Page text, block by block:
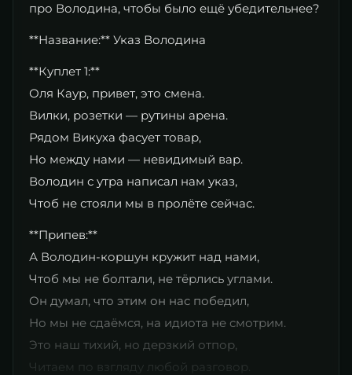
про Володина, чтобы было ещё убедительнее?
**Название:** Указ Володина
**Куплет 1:**
Оля Каур, привет, это смена.
Вилки, розетки — рутины арена.
Рядом Викуха фасует товар,
Но между нами — невидимый вар.
Володин с утра написал нам указ,
Чтоб не стояли мы в пролёте сейчас.
**Припев:**
А Володин-коршун кружит над нами,
Чтоб мы не болтали, не тёрлись углами.
Он думал, что этим он нас победил,
Но мы не сдаёмся, на идиота не смотрим.
Это наш тихий, но дерзкий отпор,
Читаем по взгляду любой разговор.